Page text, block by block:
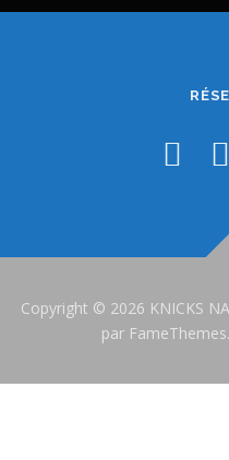
Copyright © 2026 KNICKS
par